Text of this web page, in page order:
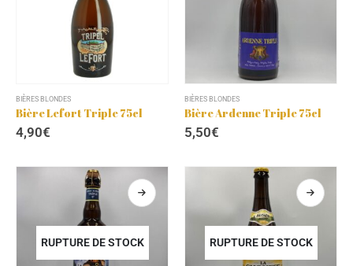
BIÈRES BLONDES
Bière Lefort Triple 75cl
4,90€
BIÈRES BLONDES
Bière Ardenne Triple 75cl
5,50€
RUPTURE DE STOCK RUPTURE DE STOCK